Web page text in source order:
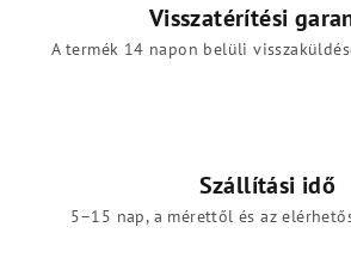
Visszatérítési
A termék 14 napon belüli
Szállítási idő
5–15 nap, a mérettől és az